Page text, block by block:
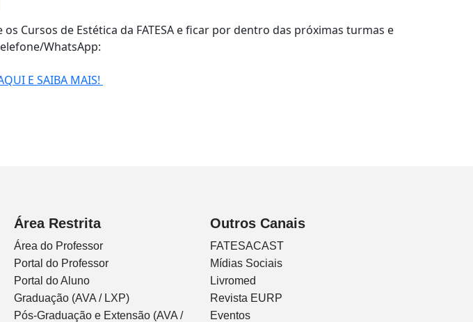
Cursos de Estética da FATESA e ficar por dentro das próximas turmas e
WhatsApp:
E SAIBA MAIS!
Área Restrita
Área do Professor
Portal do Professor
Portal do Aluno
Graduação (AVA / LXP)
Pós-Graduação e Extensão (AVA /
Outros Canais
FATESACAST
Mídias Sociais
Livromed
Revista EURP
Eventos